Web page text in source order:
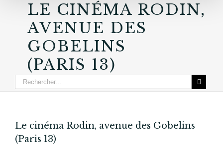
LE CINÉMA RODIN,
AVENUE DES
GOBELINS
(PARIS 13)
Le cinéma Rodin, avenue des Gobelins
(Paris 13)